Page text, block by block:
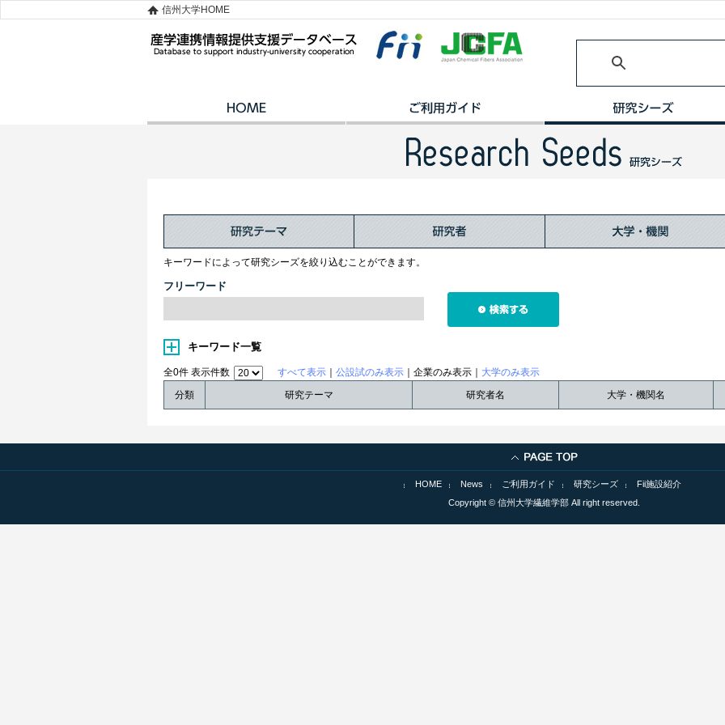
信州大学HOME
キーワードによって研究シーズを絞り込むことができます。
フリーワード
キーワード一覧
全0件 表示件数 すべて表示 公設試のみ表示 ｜企業のみ表示｜ 大学のみ表示
分類
研究テーマ 研究者名 大学・機関名
HOME News ご利用ガイド 研究シーズ
Fii施設紹介
Copyright © 信州大学繊維学部 All right reserved.